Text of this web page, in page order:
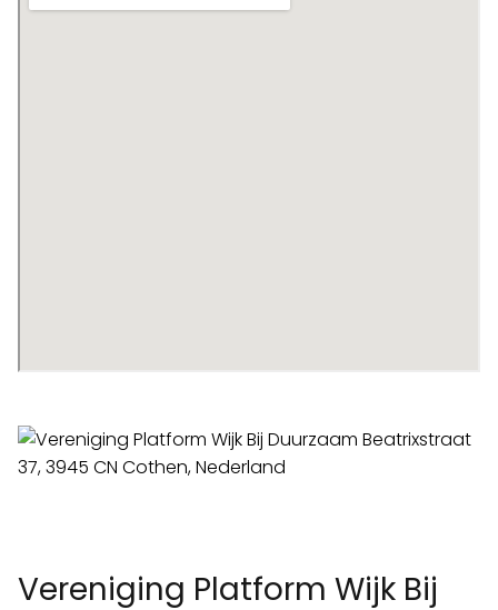
Vereniging Platform Wijk Bij